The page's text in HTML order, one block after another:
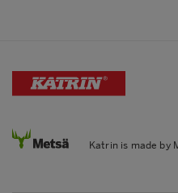
Katrin is made by